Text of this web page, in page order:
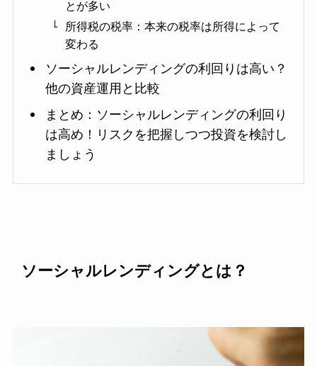
とが多い
所得税の税率：本来の税率は所得によって
変わる
ソーシャルレンディングの利回りは高い？
他の資産運用と比較
まとめ：ソーシャルレンディングの利回り
は高め！リスクを把握しつつ投資を検討し
ましょう
ソーシャルレンディングとは？